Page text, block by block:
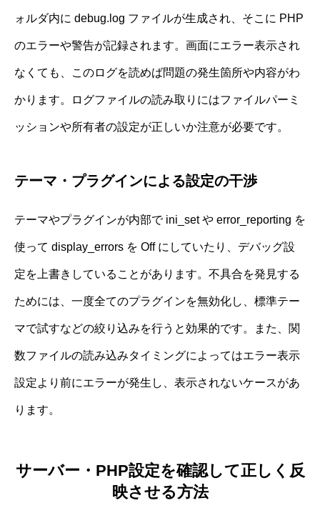
ォルダ内に debug.log ファイルが生成され、そこに PHP
のエラーや警告が記録されます。画面にエラー表示され
なくても、このログを読めば問題の発生箇所や内容がわ
かります。ログファイルの読み取りにはファイルパーミ
ッションや所有者の設定が正しいか注意が必要です。
テーマ・プラグインによる設定の干渉
テーマやプラグインが内部で ini_set や error_reporting を
使って display_errors を Off にしていたり、デバッグ設
定を上書きしていることがあります。不具合を発見する
ためには、一度全てのプラグインを無効化し、標準テー
マで試すなどの絞り込みを行うと効果的です。また、関
数ファイルの読み込みタイミングによってはエラー表示
設定より前にエラーが発生し、表示されないケースがあ
ります。
サーバー・PHP設定を確認して正しく反
映させる方法